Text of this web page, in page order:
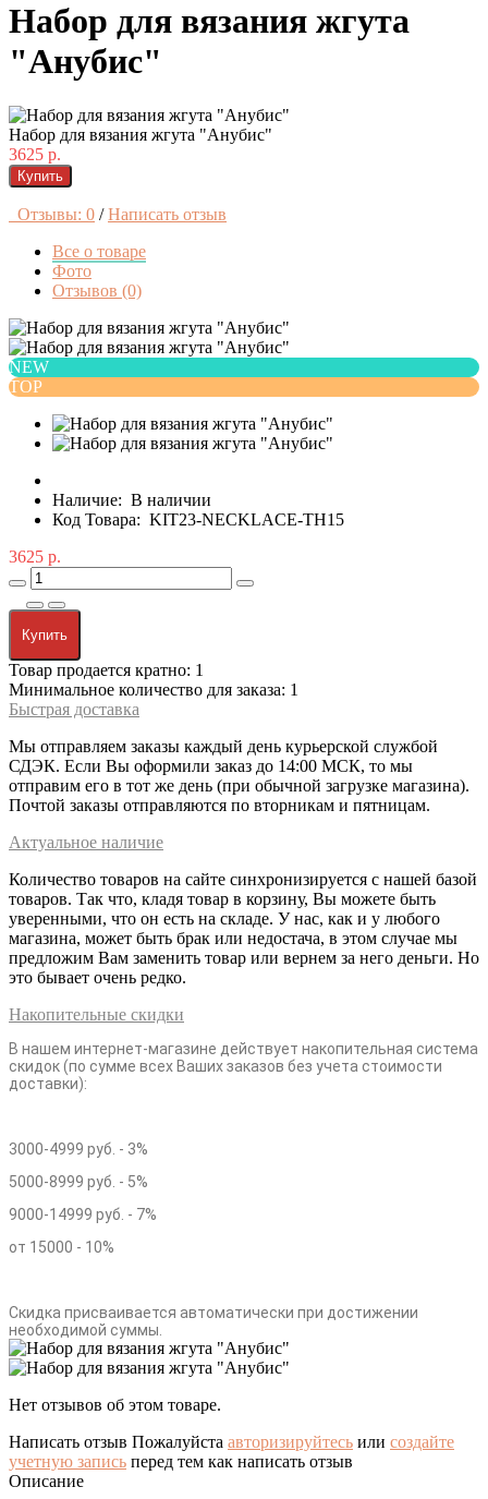
Набор для вязания жгута
"Анубис"
Набор для вязания жгута "Анубис"
3625 р.
Купить
Отзывы: 0 / Написать отзыв
Все о товаре
Фото
Отзывов (0)
NEW
TOP
Наличие: В наличии
Код Товара: KIT23-NECKLACE-TH15
3625 р.
Купить
Товар продается кратно: 1
Минимальное количество для заказа: 1
Быстрая доставка
Мы отправляем заказы каждый день курьерской службой
СДЭК. Если Вы оформили заказ до 14:00 МСК, то мы
отправим его в тот же день (при обычной загрузке магазина).
Почтой заказы отправляются по вторникам и пятницам.
Актуальное наличие
Количество товаров на сайте синхронизируется с нашей базой
товаров. Так что, кладя товар в корзину, Вы можете быть
уверенными, что он есть на складе. У нас, как и у любого
магазина, может быть брак или недостача, в этом случае мы
предложим Вам заменить товар или вернем за него деньги. Но
это бывает очень редко.
Накопительные скидки
В нашем интернет-магазине действует накопительная система
скидок (по сумме всех Ваших заказов без учета стоимости
доставки):
3000-4999 руб. - 3%
5000-8999 руб. - 5%
9000-14999 руб. - 7%
от 15000 - 10%
Скидка присваивается автоматически при достижении
необходимой суммы.
Нет отзывов об этом товаре.
Написать отзыв Пожалуйста авторизируйтесь или создайте
учетную запись перед тем как написать отзыв
Описание